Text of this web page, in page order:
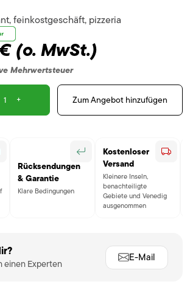
(o. MwSt.)
Mehrwertsteuer
feinkostgeschäft, pizzeria
+ Zum Angebot hinzufügen
Rücksendungen
& Garantie
Klare Bedingungen
Kostenloser
Versand
Kleinere Inseln,
benachteiligte
Gebiete und Venedig
ausgenommen
einen Experten
E-Mail